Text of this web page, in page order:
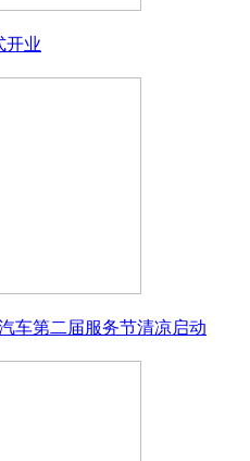
开业
车第二届服务节清凉启动